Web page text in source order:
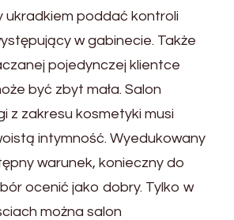
ukradkiem poddać kontroli
w gabinecie. Także
pojedynczej klientce
być zbyt mała. Salon
z zakresu kosmetyki musi
intymność. Wyedukowany
warunek, konieczny do
ocenić jako dobry. Tylko w
można salon